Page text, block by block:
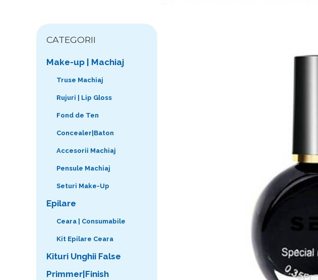
CATEGORII
Make-up | Machiaj
Truse Machiaj
Rujuri | Lip Gloss
Fond de Ten
Concealer|Baton
Accesorii Machiaj
Pensule Machiaj
Seturi Make-Up
Epilare
Ceara | Consumabile
Kit Epilare Ceara
Kituri Unghii False
Primmer|Finish